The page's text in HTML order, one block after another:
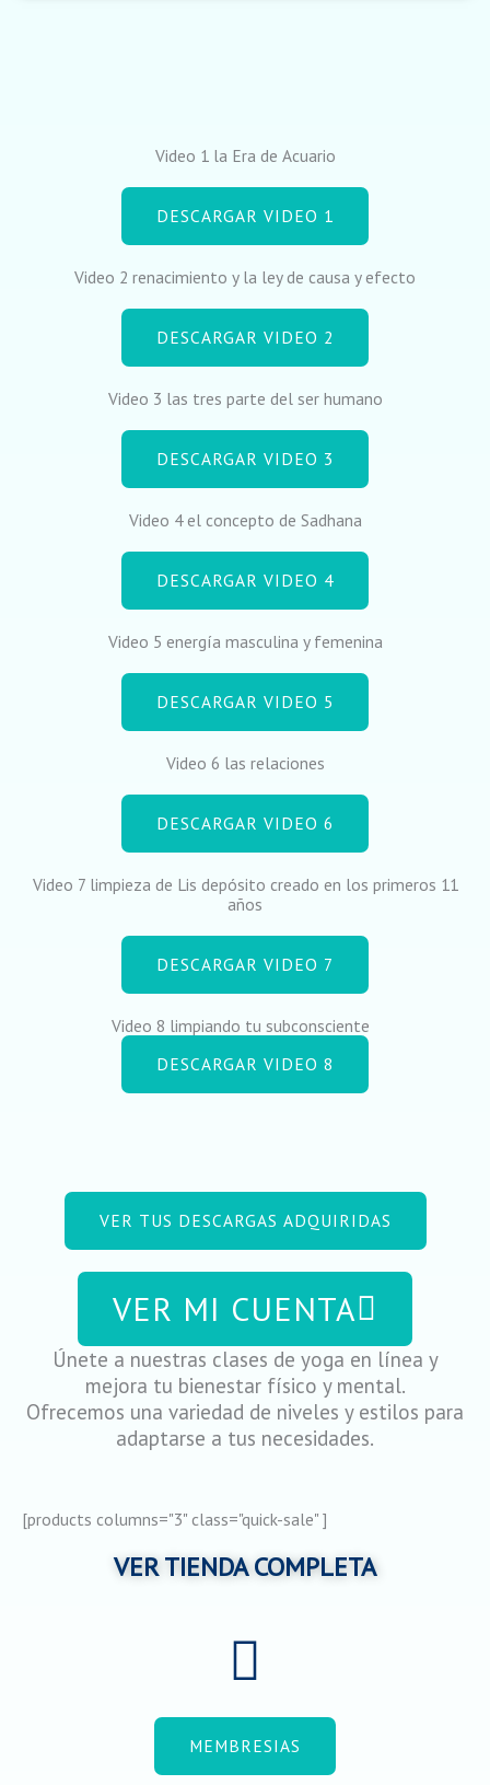
Video 1 la Era de Acuario
DESCARGAR VIDEO 1
Video 2 renacimiento y la ley de causa y efecto
DESCARGAR VIDEO 2
Video 3 las tres parte del ser humano
DESCARGAR VIDEO 3
Video 4 el concepto de Sadhana
DESCARGAR VIDEO 4
Video 5 energía masculina y femenina
DESCARGAR VIDEO 5
Video 6 las relaciones
DESCARGAR VIDEO 6
Video 7 limpieza de Lis depósito creado en los primeros 11
años
DESCARGAR VIDEO 7
Video 8 limpiando tu subconsciente
DESCARGAR VIDEO 8
VER TUS DESCARGAS ADQUIRIDAS
VER MI CUENTA
Únete a nuestras clases de yoga en línea y
mejora tu bienestar físico y mental.
Ofrecemos una variedad de niveles y estilos para
adaptarse a tus necesidades.
[products columns="3" class="quick-sale" ]
VER TIENDA COMPLETA
MEMBRESIAS